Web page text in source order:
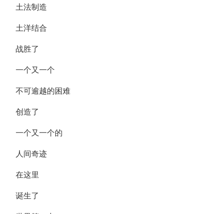
土法制造
土洋结合
战胜了
一个又一个
不可逾越的困难
创造了
一个又一个的
人间奇迹
在这里
诞生了